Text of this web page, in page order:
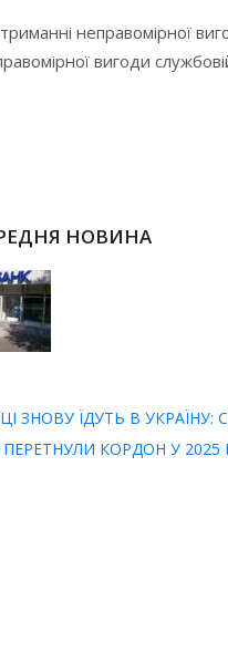
неправомірної
вигоди
НОВИНА
ЗНОВУ ЇДУТЬ В УКРАЇНУ:
КОРДОН У 2025